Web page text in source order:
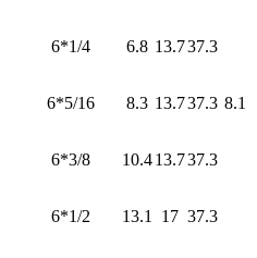
8.1
6*1/4 6.8 13.737.3
6*5/16 8.3 13.737.3
6*3/8 10.413.737.3
6*1/2 13.1 17 37.3